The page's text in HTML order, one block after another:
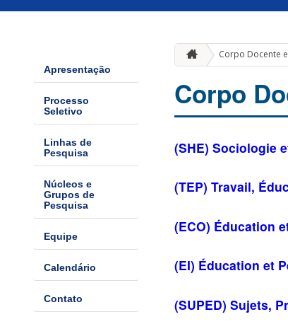
Apresentação
Processo
Seletivo
Linhas de
Pesquisa
Núcleos e
Grupos de
Pesquisa
Equipe
Calendário
Contato
Corpo Docente
Corpo
(SHE) Sociologie
(TEP) Travail,
(ECO) Éducation
(EI) Éducation et
(SUPED) Sujets,